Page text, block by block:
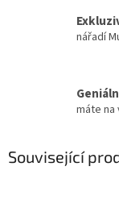
nářadí
máte na
Související